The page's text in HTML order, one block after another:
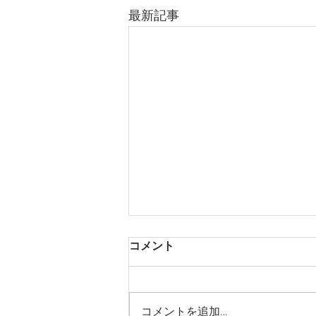
最新記事
あじさいと団子
コメント
コメントを追加…